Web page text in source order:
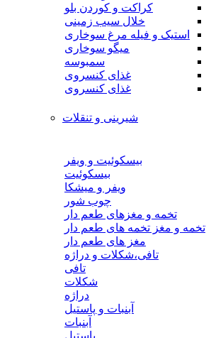
کراکت و کوردن بلو
خلال سیب زمینی
استیک و فیله مرغ سوخاری
میگو سوخاری
سمبوسه
غذای کنسروی
غذای کنسروی
شیرینی و تنقلات
بیسکوئیت و ویفر
بیسکوئیت
ویفر و میشکا
چوب شور
تخمه و مغزهای طعم دار
تخمه و مغز تخمه های طعم دار
مغز های طعم دار
تافی،شکلات و دراژه
تافی
شکلات
دراژه
آبنبات و پاستیل
آبنبات